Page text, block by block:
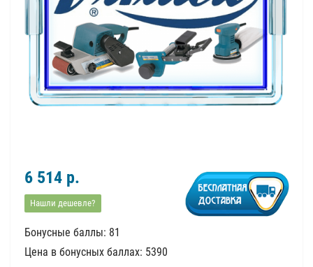
6 514 р.
Нашли дешевле?
Бонусные баллы: 81
Цена в бонусных баллах: 5390